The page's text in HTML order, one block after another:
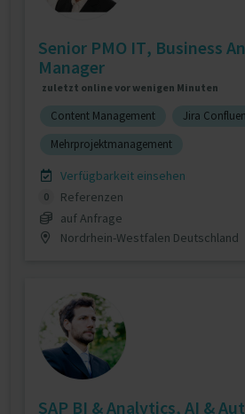
Senior PMO IT, Business
Manager
zuletzt online vor wenigen Minuten
Content Management
Jira
Mehrprojektmanagement
Verfügbarkeit einsehen
0
Referenzen
auf Anfrage
Nordrhein-Westfalen Deutschland
SAP BI & Analytics, AI &